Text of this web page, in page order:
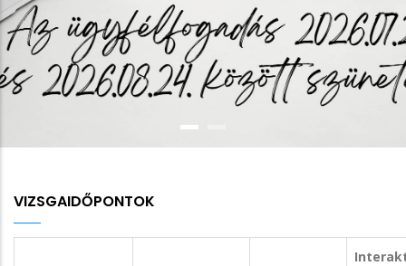
VIZSGAIDŐPONTOK